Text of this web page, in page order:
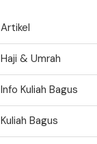
Artikel
Haji & Umrah
Info Kuliah Bagus
Kuliah Bagus